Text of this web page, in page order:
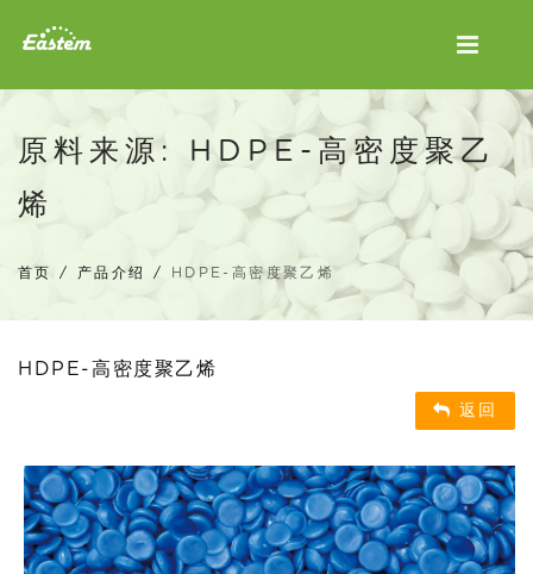
原料来源: HDPE-高密度聚乙
烯
首页 / 产品介绍 / HDPE-高密度聚乙烯
HDPE-高密度聚乙烯
返回